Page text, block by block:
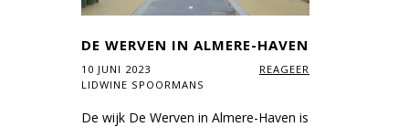
DE WERVEN IN ALMERE-HAVEN
10 JUNI 2023
REAGEER
LIDWINE SPOORMANS
De wijk De Werven in Almere-Haven is